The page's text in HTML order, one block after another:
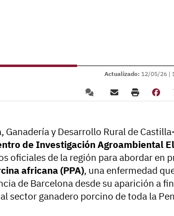
Actualizado: 12/05/26 |
Ganadería y Desarrollo Rural de
de Investigación Agroambiental
oficiales de la región para abordar en
africana (PPA), una enfermedad
de Barcelona desde su aparición a
sector ganadero porcino de toda la